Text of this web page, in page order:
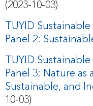
(2023-10-03)
TUYID
Panel 2:
TUYID
Panel 3: Nature as
Sustainable, and
10-03)